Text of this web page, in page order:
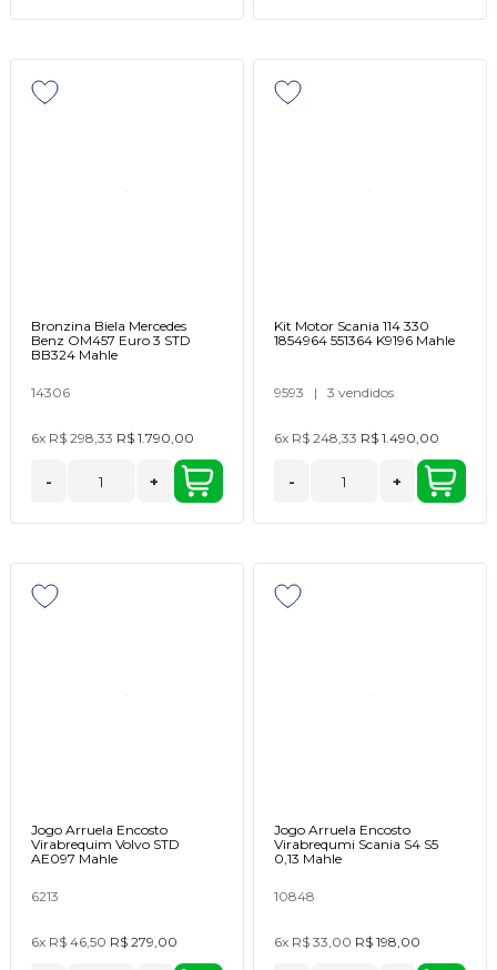
Bronzina Biela Mercedes
Benz OM457 Euro 3 STD
BB324 Mahle
14306
6x R$ 298,33 R$ 1.790,00
- +
Kit Motor Scania 114 330
1854964 551364 K9196 Mahle
9593 | 3 vendidos
6x R$ 248,33 R$ 1.490,00
- +
Jogo Arruela Encosto
Virabrequim Volvo STD
AE097 Mahle
6213
6x R$ 46,50 R$ 279,00
Jogo Arruela Encosto
Virabrequmi Scania S4 S5
0,13 Mahle
10848
6x R$ 33,00 R$ 198,00